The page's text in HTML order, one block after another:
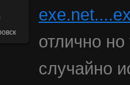
отлично
случайно